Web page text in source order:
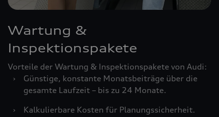
Wartung &
Inspektionspakete
Vorteile der Wartung & Inspektionspakete von Audi:
›
Günstige, konstante Monatsbeiträge über die
gesamte Laufzeit – bis zu 24 Monate.
›
Kalkulierbare Kosten für Planungssicherheit.